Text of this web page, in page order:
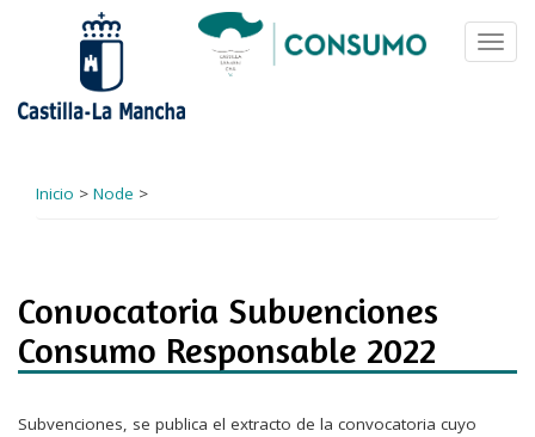
Inicio > Node >
Convocatoria Subvenciones
Consumo Responsable 2022
Subvenciones, se publica el extracto de la convocatoria cuyo